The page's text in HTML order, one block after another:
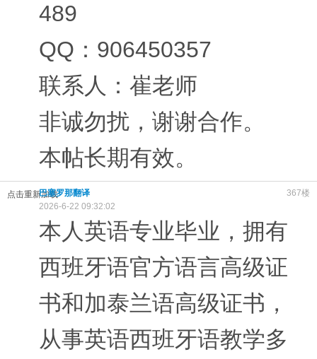
489
QQ：906450357
联系人：崔老师
非诚勿扰，谢谢合作。
本帖长期有效。
点击重新加载 367楼
巴塞罗那翻译
2026-6-22 09:32:02
本人英语专业毕业，拥有
西班牙语官方语言高级证
书和加泰兰语高级证书，
从事英语西班牙语教学多